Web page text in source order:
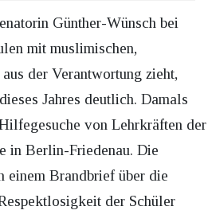
Günther-Wünsch bei
mit muslimischen,
der Verantwortung zieht,
Jahres deutlich. Damals
von Lehrkräften der
in Berlin-Friedenau. Die
einem Brandbrief über die
der Schüler